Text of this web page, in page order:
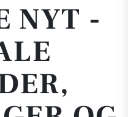
NYT -